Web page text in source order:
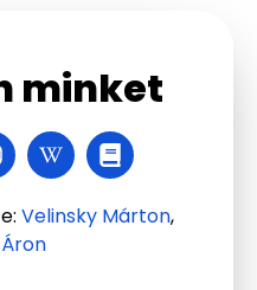
minket
Velinsky Márton,